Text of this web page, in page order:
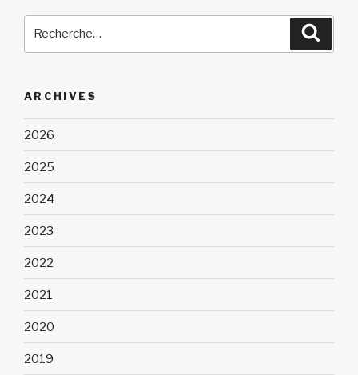
ARCHIVES
2026
2025
2024
2023
2022
2021
2020
2019